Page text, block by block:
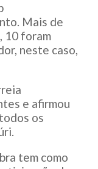
Mais de
10 foram
neste caso,
e afirmou
os
tem como